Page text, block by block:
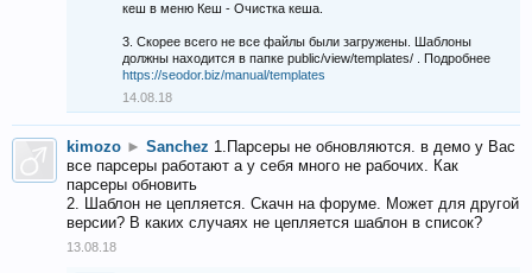
кеш в меню Кеш - Очистка кеша.
3. Скорее всего не все файлы были загружены. Шаблоны
должны находится в папке public/view/templates/ . Подробнее
https://seodor.biz/manual/templates
14.08.18
kimozo ► Sanchez 1.Парсеры не обновляются. в демо у Вас
все парсеры работают а у себя много не рабочих. Как
парсеры обновить
2. Шаблон не цепляется. Скачн на форуме. Может для другой
версии? В каких случаях не цепляется шаблон в список?
13.08.18